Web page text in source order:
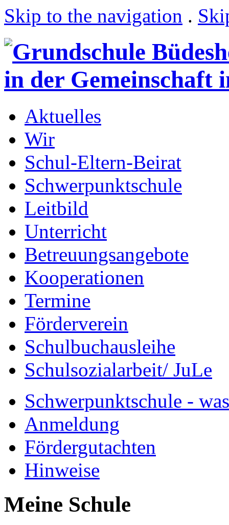
Skip to the navigation .
Aktuelles
Wir
Schul-Eltern-Beirat
Schwerpunktschule
Leitbild
Unterricht
Betreuungsangebote
Kooperationen
Termine
Förderverein
Schulbuchausleihe
Schulsozialarbeit/ JuLe
Schwerpunktschule -
Anmeldung
Fördergutachten
Hinweise
Meine Schule